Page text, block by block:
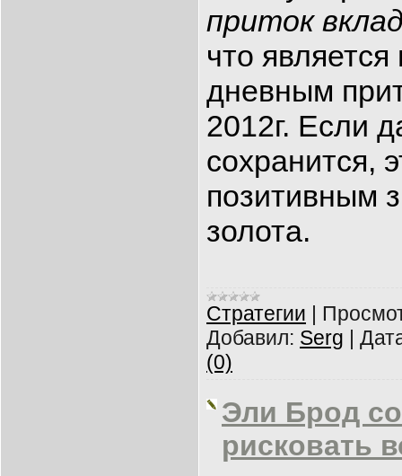
приток
что
дневным
2012г. Если
сохранится,
позитивным
золота.
Cтратегии
Добавил: Serg
(0)
Эли Брод
рисковать